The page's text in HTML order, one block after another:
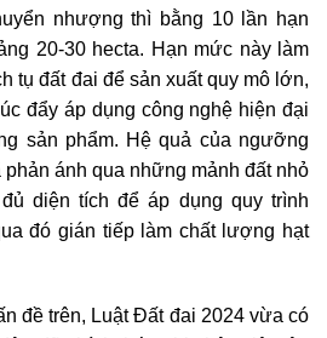
nhượng thì bằng 10 lần hạn
20-30 hecta. Hạn mức này làm
tụ đất đai để sản xuất quy mô lớn,
đẩy áp dụng công nghệ hiện đại
sản phẩm. Hệ quả của ngưỡng
ánh qua những mảnh đất nhỏ
diện tích để áp dụng quy trình
đó gián tiếp làm chất lượng hạt
đề trên, Luật Đất đai 2024 vừa có